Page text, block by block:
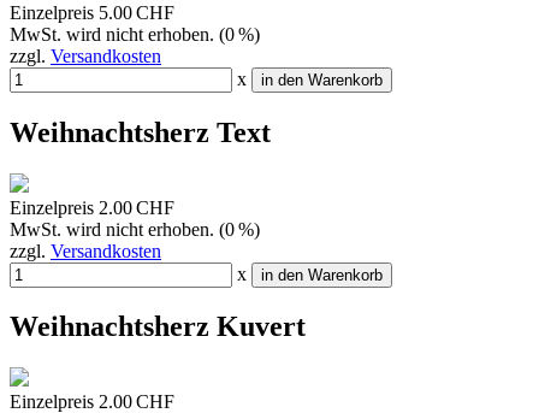
Einzelpreis 5.00 CHF
MwSt. wird nicht erhoben. (0 %)
zzgl. Versandkosten
x
in den Warenkorb
Weihnachtsherz Text
Einzelpreis 2.00 CHF
MwSt. wird nicht erhoben. (0 %)
zzgl. Versandkosten
x
in den Warenkorb
Weihnachtsherz Kuvert
Einzelpreis 2.00 CHF